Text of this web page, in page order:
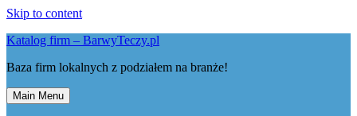
Skip to content
Katalog firm – BarwyTeczy.pl
Baza firm lokalnych z podziałem na branże!
Main Menu